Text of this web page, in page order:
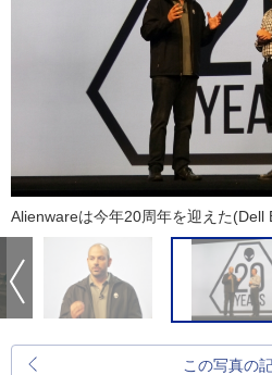
Alienwareは今年20周年を迎えた(Dell
この写真の